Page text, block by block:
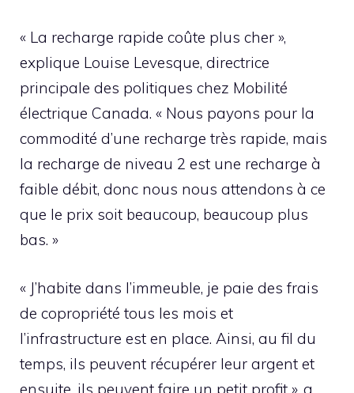
« La recharge rapide coûte plus cher »,
explique Louise Levesque, directrice
principale des politiques chez Mobilité
électrique Canada. « Nous payons pour la
commodité d’une recharge très rapide, mais
la recharge de niveau 2 est une recharge à
faible débit, donc nous nous attendons à ce
que le prix soit beaucoup, beaucoup plus
bas. »
« J’habite dans l’immeuble, je paie des frais
de copropriété tous les mois et
l’infrastructure est en place. Ainsi, au fil du
temps, ils peuvent récupérer leur argent et
ensuite, ils peuvent faire un petit profit », a